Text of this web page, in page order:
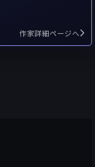
作家詳細ページへ